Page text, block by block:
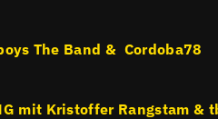
The Band & Cordoba78
mit Kristoffer Rangstam &